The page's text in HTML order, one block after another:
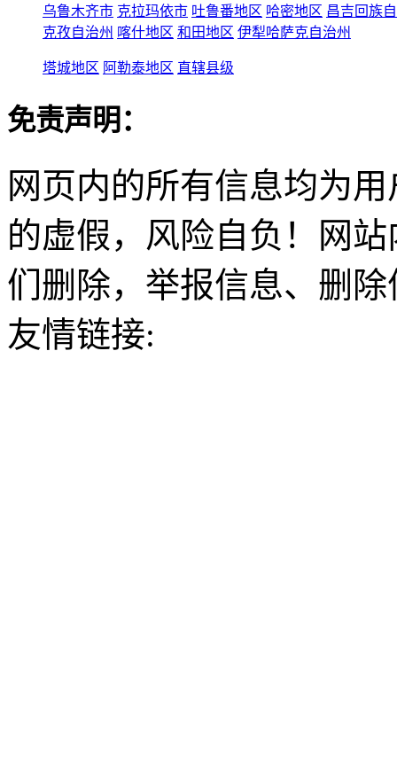
乌鲁木齐市 克拉玛依市 吐鲁番地区 哈密地区 昌吉回族
克孜自治州 喀什地区 和田地区 伊犁哈萨克自治州
塔城地区 阿勒泰地区 直辖县级
免责声明：
网页内的所有信息均为
的虚假，风险自负！网
们删除，举报信息、删
友情链接: